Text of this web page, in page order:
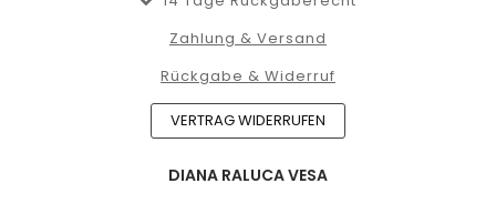
Zahlung & Versand
Rückgabe & Widerruf
VERTRAG WIDERRUFEN
DIANA RALUCA VESA